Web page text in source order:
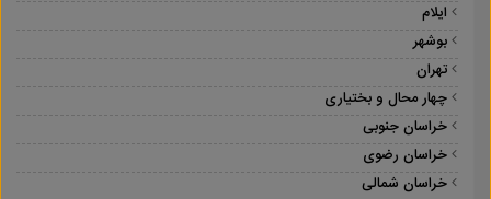
ایلام
بوشهر
تهران
چهار محال و بختیاری
خراسان جنوبی
خراسان رضوی
خراسان شمالی